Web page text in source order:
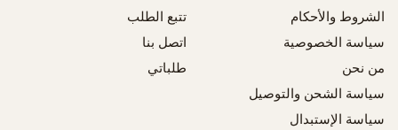
الشروط والأحكام
سياسة الخصوصية
من نحن
سياسة الشحن والتوصيل
سياسة الإستبدال
تتبع الطلب
اتصل بنا
طلباتي